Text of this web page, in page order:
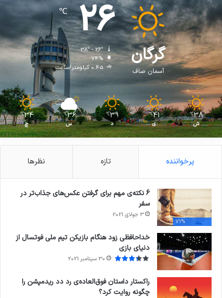
گرگان
آسمان صاف
26
℃
38º - 26º
74%
0.45 کیلومتر/ساعت
38
℃
ش
41
℃
ی
39
℃
د
36
℃
س
34
℃
چ
پرخواننده تازه نظرها
71%
6 نکته‌ی مهم برای گرفتن عکس‌های جذاب‌تر در
سفر
3 جولای 2021
خداحافظی زود هنگام بازیکن تیم ملی فوتسال از
دنیای بازی
30 سپتامبر 2021
راکستار داستان فوق‌العاده‌ی رد دد ریدمپشن را
چگونه روایت کرد؟